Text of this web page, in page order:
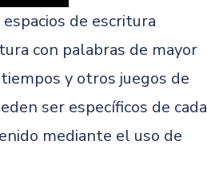
de escritura
con palabras de mayor
y otros juegos de
ser específicos de cada
mediante el uso de